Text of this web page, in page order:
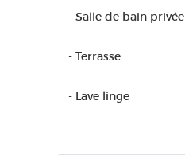
- Salle de bain privée
- Terrasse
- Lave linge